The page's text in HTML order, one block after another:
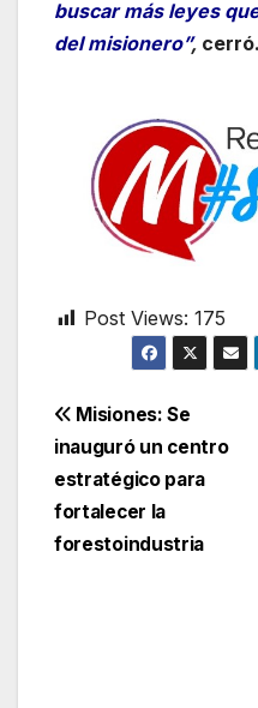
buscar más leyes
del misionero”, cerró.
Post Views: 175
Navegación
de
entradas
Misiones: Se
inauguró un centro
estratégico para
fortalecer la
forestoindustria